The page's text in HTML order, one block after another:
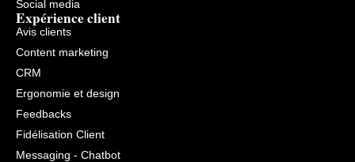
Social media
Expérience client
Avis clients
Content marketing
CRM
Ergonomie et design
Feedbacks
Fidélisation Client
Messaging - Chatbot